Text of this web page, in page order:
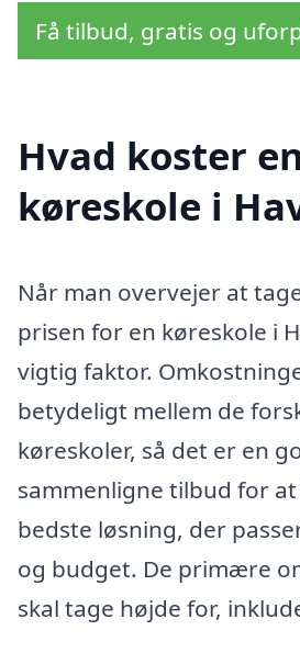
Få tilbud, gratis og
Hvad koster
køreskole i
Når man overvejer at
prisen for en køreskole i
vigtig faktor.
betydeligt mellem de
køreskoler, så det er en
sammenligne tilbud for
bedste løsning, der
og budget. De primære
skal tage højde for,